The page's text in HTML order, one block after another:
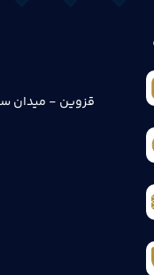
قزوین - میدان